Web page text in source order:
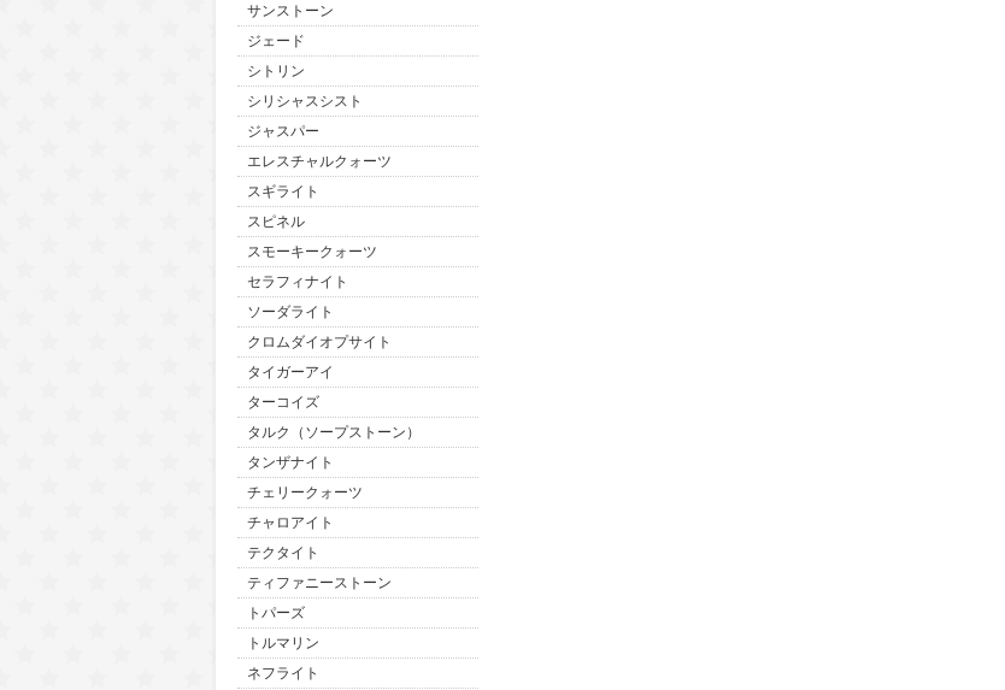
サンストーン
ジェード
シトリン
シリシャスシスト
ジャスパー
エレスチャルクォーツ
スギライト
スピネル
スモーキークォーツ
セラフィナイト
ソーダライト
クロムダイオプサイト
タイガーアイ
ターコイズ
タルク（ソープストーン）
タンザナイト
チェリークォーツ
チャロアイト
テクタイト
ティファニーストーン
トパーズ
トルマリン
ネフライト